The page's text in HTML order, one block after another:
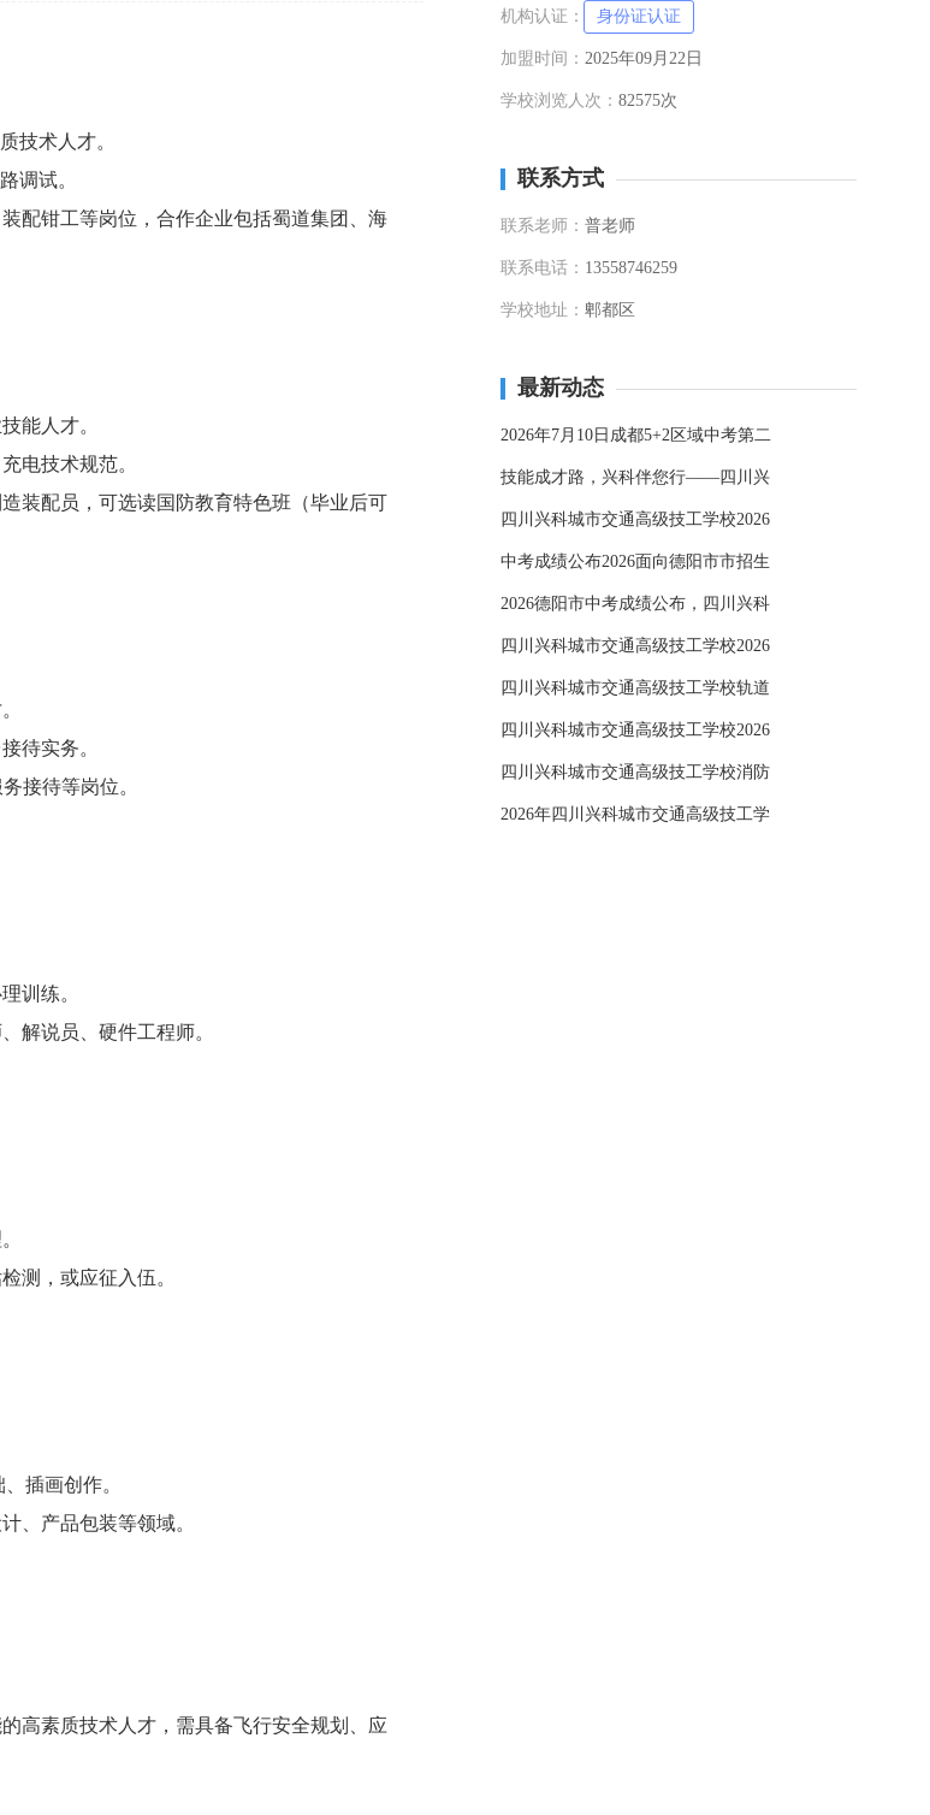
技术人才。
调试。
配钳工等岗位，合作企业包括蜀道集团、海
能人才。
电技术规范。
装配员，可选读国防教育特色班（毕业后可
待实务。
接待等岗位。
训练。
解说员、硬件工程师。
测，或应征入伍。
、插画创作。
、产品包装等领域。
高素质技术人才，需具备飞行安全规划、应
机构认证： 身份证认证
加盟时间： 2025年09月22日
学校浏览人次： 82575次
联系方式
联系老师： 普老师
联系电话： 13558746259
学校地址： 郫都区
最新动态
2026年7月10日成都5+2区域中考第二
技能成才路，兴科伴您行——四川兴
四川兴科城市交通高级技工学校2026
中考成绩公布2026面向德阳市市招生
2026德阳市中考成绩公布，四川兴科
四川兴科城市交通高级技工学校2026
四川兴科城市交通高级技工学校轨道
四川兴科城市交通高级技工学校2026
四川兴科城市交通高级技工学校消防
2026年四川兴科城市交通高级技工学